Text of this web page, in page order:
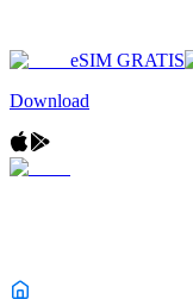
eSIM GRATIS
Download